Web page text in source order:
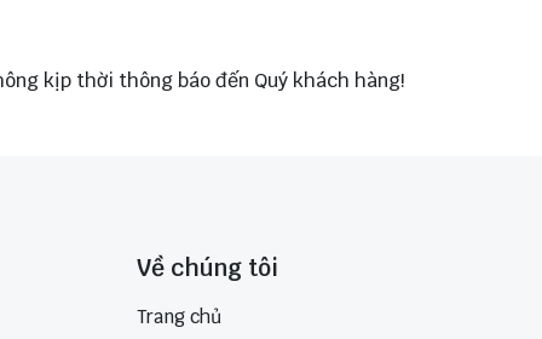
kịp thời thông báo đến Quý khách hàng!
Về chúng tôi
Trang chủ